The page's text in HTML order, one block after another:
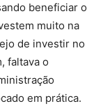
beneficiar o
muito na
de investir no
faltava o
em prática.